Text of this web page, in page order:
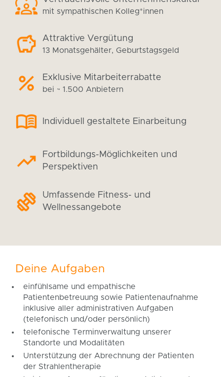
mit sympathischen Kolleg*innen
Attraktive Vergütung
13 Monatsgehälter, Geburtstagsgeld
Exklusive Mitarbeiterrabatte
bei ~ 1.500 Anbietern
Individuell gestaltete Einarbeitung
Fortbildungs-Möglichkeiten und
Perspektiven
Umfassende Fitness- und
Wellnessangebote
Deine Aufgaben
einfühlsame und empathische
Patientenbetreuung sowie Patientenaufnahme
inklusive aller administrativen Aufgaben
(telefonisch und/oder persönlich)
telefonische Terminverwaltung unserer
Standorte und Modalitäten
Unterstützung der Abrechnung der Patienten
der Strahlentherapie